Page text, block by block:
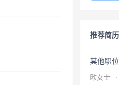
推荐简历
其他职位
欧女士 ·